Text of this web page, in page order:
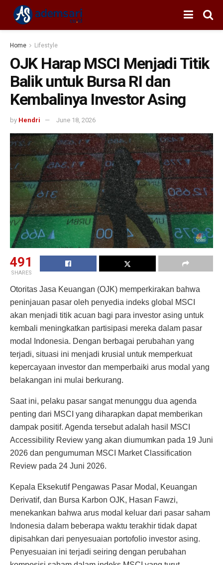
Home Lifestyle
OJK Harap MSCI Menjadi Titik
Balik untuk Bursa RI dan
Kembalinya Investor Asing
by Hendri June 18, 2026
491
SHARES
Otoritas Jasa Keuangan (OJK) memperkirakan bahwa
peninjauan pasar oleh penyedia indeks global MSCI
akan menjadi titik acuan bagi para investor asing untuk
kembali meningkatkan partisipasi mereka dalam pasar
modal Indonesia. Dengan berbagai perubahan yang
terjadi, situasi ini menjadi krusial untuk memperkuat
kepercayaan investor dan memperbaiki arus modal yang
belakangan ini mulai berkurang.
Saat ini, pelaku pasar sangat menunggu dua agenda
penting dari MSCI yang diharapkan dapat memberikan
dampak positif. Agenda tersebut adalah hasil MSCI
Accessibility Review yang akan diumumkan pada 19 Juni
2026 dan pengumuman MSCI Market Classification
Review pada 24 Juni 2026.
Kepala Eksekutif Pengawas Pasar Modal, Keuangan
Derivatif, dan Bursa Karbon OJK, Hasan Fawzi,
menekankan bahwa arus modal keluar dari pasar saham
Indonesia dalam beberapa waktu terakhir tidak dapat
dipisahkan dari penyesuaian portofolio investor asing.
Penyesuaian ini terjadi seiring dengan perubahan